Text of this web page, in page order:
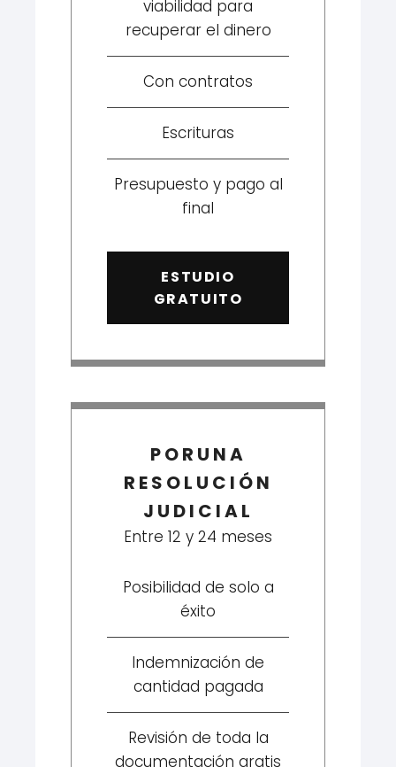
viabilidad para
recuperar el dinero
Con contratos
Escrituras
Presupuesto y pago al
final
ESTUDIO
GRATUITO
PORUNA
RESOLUCIÓN
JUDICIAL
Entre 12 y 24 meses
Posibilidad de solo a
éxito
Indemnización de
cantidad pagada
Revisión de toda la
documentación gratis